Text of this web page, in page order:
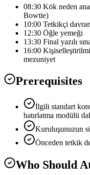
08:30 Kök neden
Bowtie)
10:00 Tetkikçi
12:30 Öğle yemeği
13:30 Final yazılı
16:00
mezuniyet
Prerequisites
İlgili standart
hatırlatma modülü
Kuruluşunuzun
Önceden tetkik
Who Should